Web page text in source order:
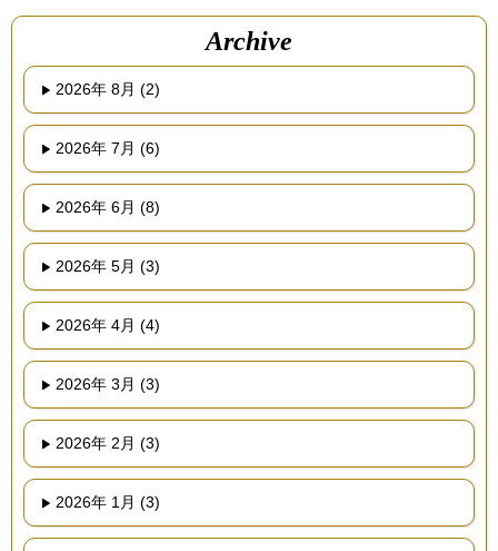
Archive
2026年 8月 (2)
2026年 7月 (6)
2026年 6月 (8)
2026年 5月 (3)
2026年 4月 (4)
2026年 3月 (3)
2026年 2月 (3)
2026年 1月 (3)